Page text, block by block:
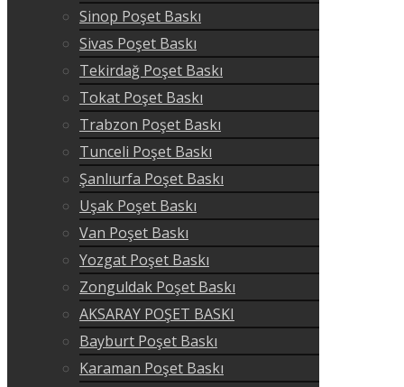
Sinop Poşet Baskı
Sivas Poşet Baskı
Tekirdağ Poşet Baskı
Tokat Poşet Baskı
Trabzon Poşet Baskı
Tunceli Poşet Baskı
Şanlıurfa Poşet Baskı
Uşak Poşet Baskı
Van Poşet Baskı
Yozgat Poşet Baskı
Zonguldak Poşet Baskı
AKSARAY POŞET BASKI
Bayburt Poşet Baskı
Karaman Poşet Baskı